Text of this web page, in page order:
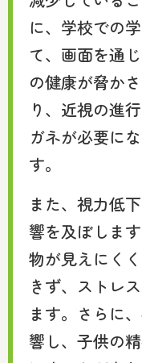
に、学校での
て、画面を通
の健康が脅か
り、近視の進
ガネが必要に
す。
また、視力低
響を及ぼしま
物が見えにく
きず、ストレ
ます。さらに
響し、子供の